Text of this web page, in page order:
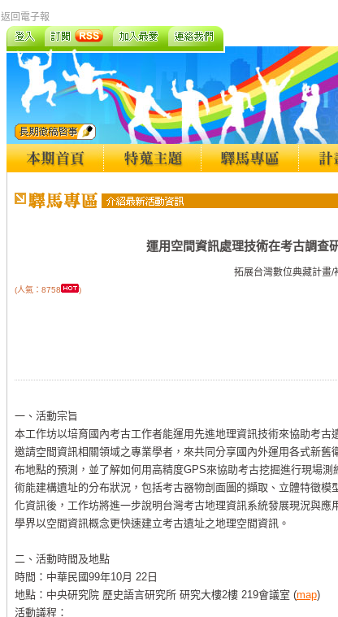
返回電子報
運用空間資訊處理技術在考古調查
拓展台灣數位典藏計畫/
(人氣：8758 )
一、活動宗旨
本工作坊以培育國內考古工作者能運用先進地理資訊技術來協助考
邀請空間資訊相關領域之專業學者，來共同分享國內外運用各式新
布地點的預測，並了解如何用高精度GPS來協助考古挖掘進行現場
術能建構遺址的分布狀況，包括考古器物剖面圖的擷取、立體特徵
化資訊後，工作坊將進一步說明台灣考古地理資訊系統發展現況與
學界以空間資訊概念更快速建立考古遺址之地理空間資訊。
二、活動時間及地點
時間：中華民國99年10月 22日
地點：中央研究院 歷史語言研究所 研究大樓2樓 219會議室 (map)
活動議程：